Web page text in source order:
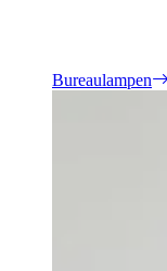
Bureaulampen